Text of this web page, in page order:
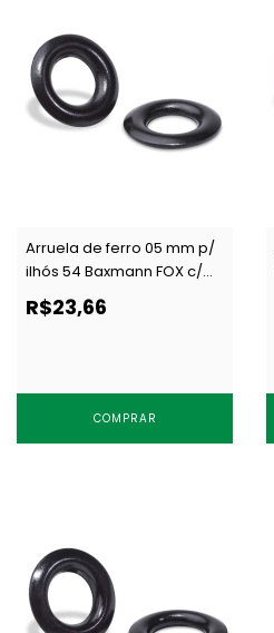
Arruela de ferro 05 mm p/
ilhós 54 Baxmann FOX c/
1000 un
R$23,66
COMPRAR